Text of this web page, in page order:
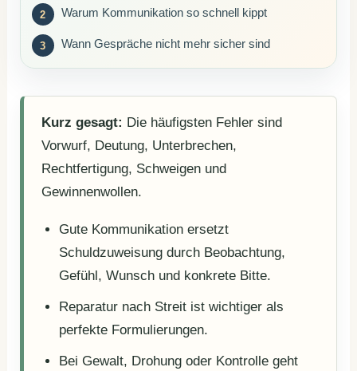
Warum Kommunikation so schnell kippt
Wann Gespräche nicht mehr sicher sind
Kurz gesagt: Die häufigsten Fehler sind
Vorwurf, Deutung, Unterbrechen,
Rechtfertigung, Schweigen und
Gewinnenwollen.
Gute Kommunikation ersetzt
Schuldzuweisung durch Beobachtung,
Gefühl, Wunsch und konkrete Bitte.
Reparatur nach Streit ist wichtiger als
perfekte Formulierungen.
Bei Gewalt, Drohung oder Kontrolle geht